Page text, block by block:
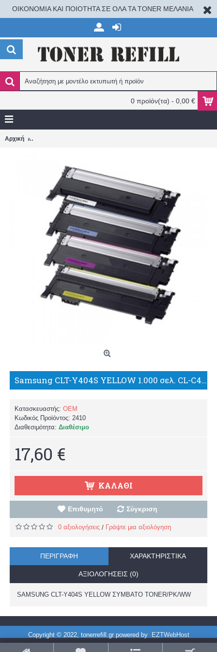
ΟΙΚΟΝΟΜΙΑ ΚΑΙ ΠΟΙΟΤΗΤΑ ΣΕ ΟΛΑ ΤΑ TONER ΜΕΛΑΝΙΑ
0 προϊόν(τα) - 0,00 €
Αρχική
Samsung CLT-Y404S YELLOW 1.000 σελ. CL-C430/C430W/C480/C480W/C480FN/C480FW ΣΥΜΒΑΤΟ TONER/PK/WW
Κατασκευαστής: OEM
Κωδικός Προϊόντος: 2410
Διαθεσιμότητα: Διαθέσιμο
17,60 €
ΚΑΛΆΘΙ
Επιθυμητό Σύγκριση
0 αξιολογήσεις / Γράψτε μια αξιολόγηση
ΠΕΡΙΓΡΑΦΉ ΧΑΡΑΚΤΗΡΙΣΤΙΚΆ
ΑΞΙΟΛΟΓΉΣΕΙΣ (0)
SAMSUNG CLT-Y404S YELLOW ΣΥΜΒΑΤΟ TONER/PK/WW
Copyright © 2022, tonerrefill.gr powered by EZTWebHost